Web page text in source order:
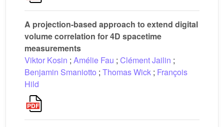
A projection-based approach to extend digital
volume correlation for 4D spacetime
measurements
Viktor Kosin ; Amélie Fau ; Clément Jailin ;
Benjamin Smaniotto ; Thomas Wick ; François
Hild